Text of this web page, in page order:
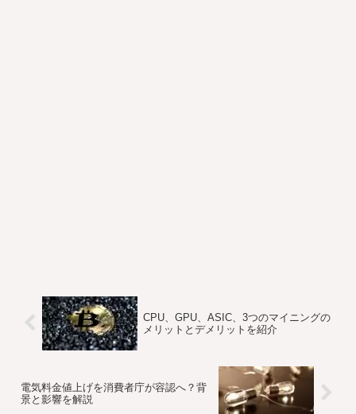
CPU、GPU、ASIC、3つのマイニングの
メリットとデメリットを紹介
電気料金値上げを消費者庁が容認へ？背
景と影響を解説